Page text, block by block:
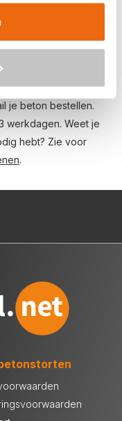
vrijblijvend een
een betonpomp en
seconden een
Aansluitend kun je
je beton bestellen.
werkdagen. Weet je
hebt? Zie voor
.